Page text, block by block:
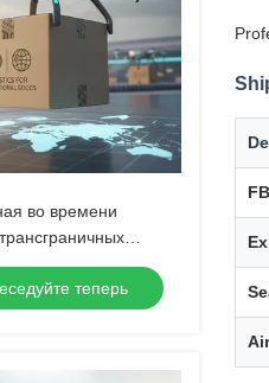
во времени
теперь